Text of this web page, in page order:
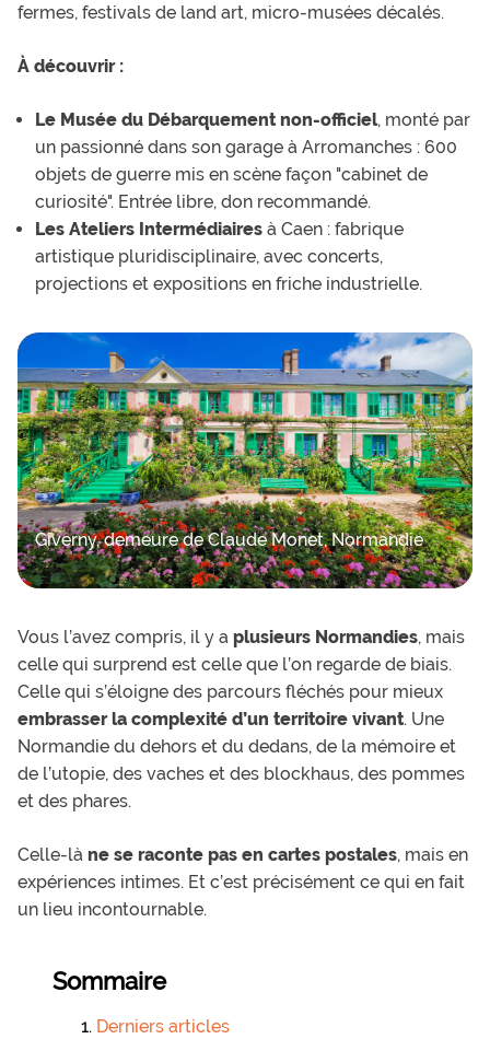
fermes, festivals de land art, micro-musées décalés.
À découvrir :
Le Musée du Débarquement non-officiel, monté par
un passionné dans son garage à Arromanches : 600
objets de guerre mis en scène façon "cabinet de
curiosité". Entrée libre, don recommandé.
Les Ateliers Intermédiaires à Caen : fabrique
artistique pluridisciplinaire, avec concerts,
projections et expositions en friche industrielle.
Giverny, demeure de Claude Monet, Normandie
Vous l’avez compris, il y a plusieurs Normandies, mais
celle qui surprend est celle que l’on regarde de biais.
Celle qui s’éloigne des parcours fléchés pour mieux
embrasser la complexité d’un territoire vivant. Une
Normandie du dehors et du dedans, de la mémoire et
de l’utopie, des vaches et des blockhaus, des pommes
et des phares.
Celle-là ne se raconte pas en cartes postales, mais en
expériences intimes. Et c’est précisément ce qui en fait
un lieu incontournable.
Sommaire
Derniers articles